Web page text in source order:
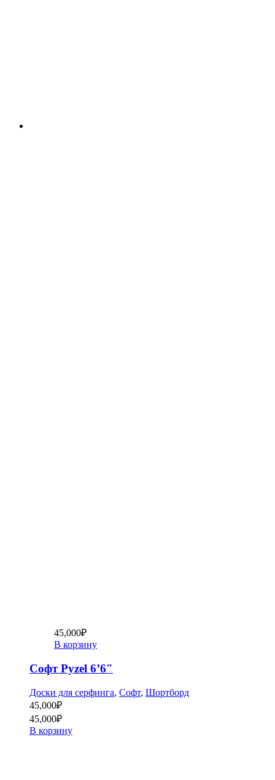
45,000₽
В корзину
Софт Pyzel 6’6″
Доски для серфинга, Софт, Шортборд
45,000₽
45,000₽
В корзину